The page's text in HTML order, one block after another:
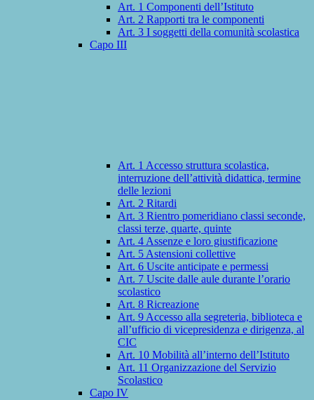
Art. 1 Componenti dell’Istituto
Art. 2 Rapporti tra le componenti
Art. 3 I soggetti della comunità scolastica
Capo III
Art. 1 Accesso struttura scolastica,
interruzione dell’attività didattica, termine
delle lezioni
Art. 2 Ritardi
Art. 3 Rientro pomeridiano classi seconde,
classi terze, quarte, quinte
Art. 4 Assenze e loro giustificazione
Art. 5 Astensioni collettive
Art. 6 Uscite anticipate e permessi
Art. 7 Uscite dalle aule durante l’orario
scolastico
Art. 8 Ricreazione
Art. 9 Accesso alla segreteria, biblioteca e
all’ufficio di vicepresidenza e dirigenza, al
CIC
Art. 10 Mobilità all’interno dell’Istituto
Art. 11 Organizzazione del Servizio
Scolastico
Capo IV